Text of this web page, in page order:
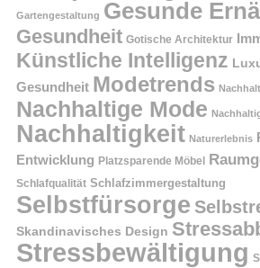
Gartengestaltung Gesunde
Gesundheit Gotische Architektur
Künstliche Intelligenz
Gesundheit Modetrends
Nachhaltige Mode
Nachhaltigkeit Naturerlebnis
Entwicklung Platzsparende Möbel
Schlafqualität Schlafzimmergestaltung
Selbstfürsorge
Skandinavisches Design
Stressbewältigung